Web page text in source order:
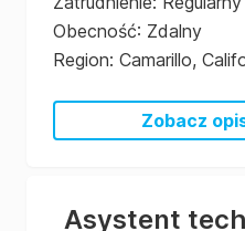
Obecność: Zdalny
Region: Camarillo,
Zobacz
Asystent